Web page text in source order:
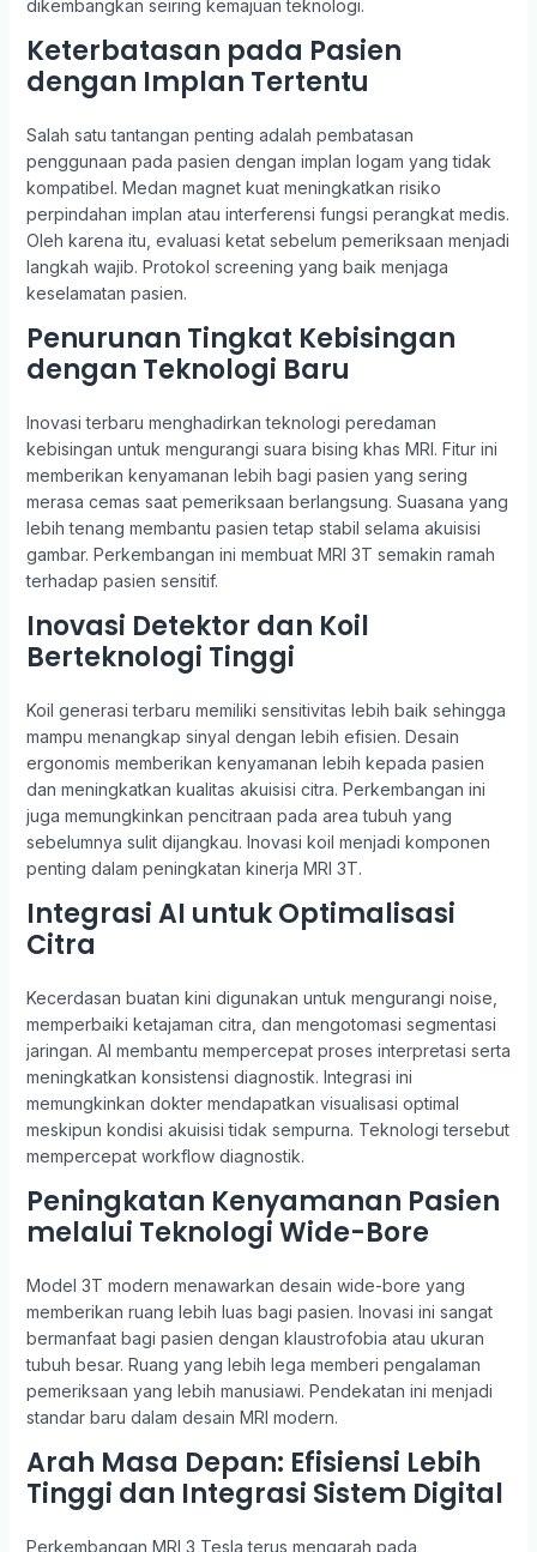
dikembangkan seiring kemajuan teknologi.
Keterbatasan pada Pasien
dengan Implan Tertentu
Salah satu tantangan penting adalah pembatasan
penggunaan pada pasien dengan implan logam yang tidak
kompatibel. Medan magnet kuat meningkatkan risiko
perpindahan implan atau interferensi fungsi perangkat medis.
Oleh karena itu, evaluasi ketat sebelum pemeriksaan menjadi
langkah wajib. Protokol screening yang baik menjaga
keselamatan pasien.
Penurunan Tingkat Kebisingan
dengan Teknologi Baru
Inovasi terbaru menghadirkan teknologi peredaman
kebisingan untuk mengurangi suara bising khas MRI. Fitur ini
memberikan kenyamanan lebih bagi pasien yang sering
merasa cemas saat pemeriksaan berlangsung. Suasana yang
lebih tenang membantu pasien tetap stabil selama akuisisi
gambar. Perkembangan ini membuat MRI 3T semakin ramah
terhadap pasien sensitif.
Inovasi Detektor dan Koil
Berteknologi Tinggi
Koil generasi terbaru memiliki sensitivitas lebih baik sehingga
mampu menangkap sinyal dengan lebih efisien. Desain
ergonomis memberikan kenyamanan lebih kepada pasien
dan meningkatkan kualitas akuisisi citra. Perkembangan ini
juga memungkinkan pencitraan pada area tubuh yang
sebelumnya sulit dijangkau. Inovasi koil menjadi komponen
penting dalam peningkatan kinerja MRI 3T.
Integrasi AI untuk Optimalisasi
Citra
Kecerdasan buatan kini digunakan untuk mengurangi noise,
memperbaiki ketajaman citra, dan mengotomasi segmentasi
jaringan. AI membantu mempercepat proses interpretasi serta
meningkatkan konsistensi diagnostik. Integrasi ini
memungkinkan dokter mendapatkan visualisasi optimal
meskipun kondisi akuisisi tidak sempurna. Teknologi tersebut
mempercepat workflow diagnostik.
Peningkatan Kenyamanan Pasien
melalui Teknologi Wide-Bore
Model 3T modern menawarkan desain wide-bore yang
memberikan ruang lebih luas bagi pasien. Inovasi ini sangat
bermanfaat bagi pasien dengan klaustrofobia atau ukuran
tubuh besar. Ruang yang lebih lega memberi pengalaman
pemeriksaan yang lebih manusiawi. Pendekatan ini menjadi
standar baru dalam desain MRI modern.
Arah Masa Depan: Efisiensi Lebih
Tinggi dan Integrasi Sistem Digital
Perkembangan MRI 3 Tesla terus mengarah pada